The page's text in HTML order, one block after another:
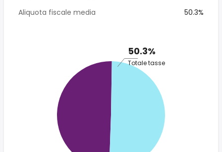
Aliquota fiscale media
50.3%
50.3%
Totale tasse